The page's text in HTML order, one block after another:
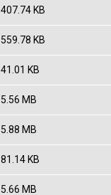
407.74 KB
559.78 KB
41.01 KB
5.56 MB
5.88 MB
81.14 KB
5.66 MB